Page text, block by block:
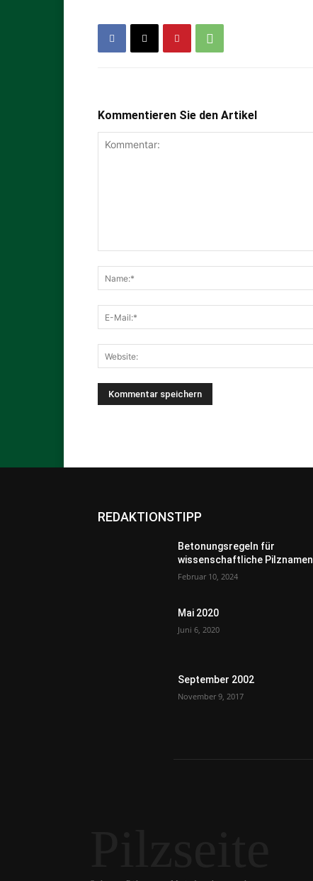
Kommentieren Sie den Artikel
REDAKTIONSTIPP
Betonungsregeln für
wissenschaftliche Pilznamen
Februar 10, 2024
Mai 2020
Juni 6, 2020
September 2002
November 9, 2017